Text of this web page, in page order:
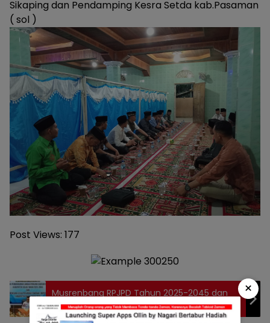
Sikaping dan Pendamping Kesra Setda kab.Pasaman
( sol )
Post Views: 177
Musrenbang RPJPD Tahun 2025-2045 dan
RKPD Kabupaten Solok Tahun 2025 di Buka
Bupati Solok
×